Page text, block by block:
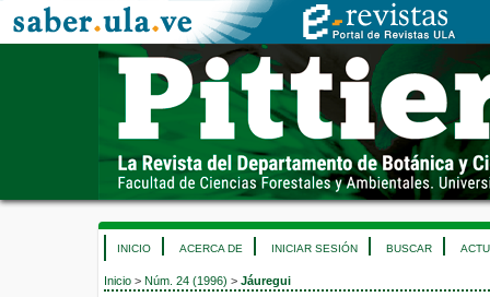
INICIO ACERCA DE INICIAR SESIÓN BUSCAR
Inicio > Núm. 24 (1996) > Jáuregui